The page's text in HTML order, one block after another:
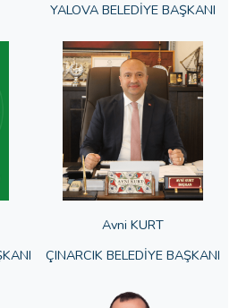
YALOVA BELEDİYE BAŞKANI
Avni KURT
ÇINARCIK BELEDİYE BAŞKANI